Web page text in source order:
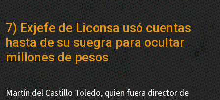
7) Exjefe de Liconsa usó cuentas
hasta de su suegra para ocultar
millones de pesos
Martín del Castillo Toledo, quien fuera director de